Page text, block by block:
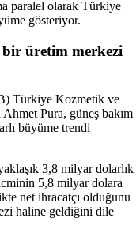
paralel olarak Türkiye
gösteriyor.
üretim merkezi
Türkiye Kozmetik ve
Pura, güneş bakım
büyüme trendi
3,8 milyar dolarlık
5,8 milyar dolara
net ihracatçı olduğunu
haline geldiğini dile